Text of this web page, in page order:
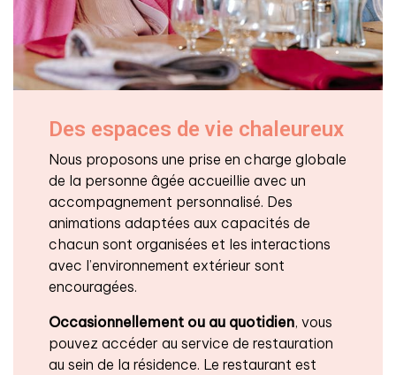
Des espaces de vie chaleureux
Nous proposons une prise en charge globale
de la personne âgée accueillie avec un
accompagnement personnalisé. Des
animations adaptées aux capacités de
chacun sont organisées et les interactions
avec l’environnement extérieur sont
encouragées.
Occasionnellement ou au quotidien, vous
pouvez accéder au service de restauration
au sein de la résidence. Le restaurant est